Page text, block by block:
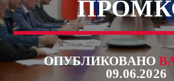
ОПУБЛИКОВАНО
09.06.2026